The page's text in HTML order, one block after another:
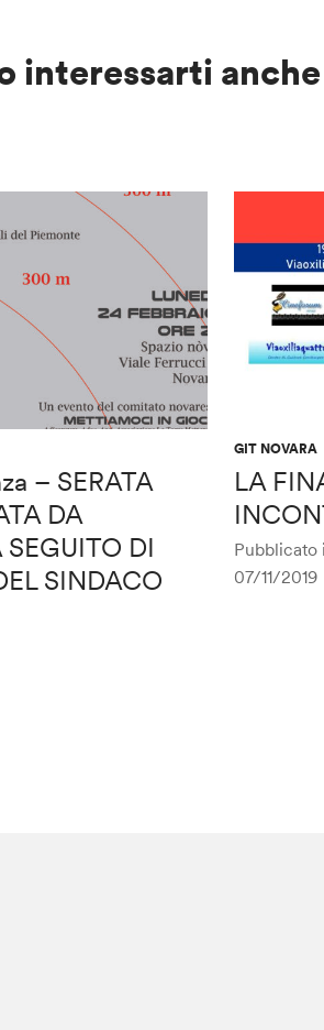
interessarti anche
– SERATA
DA
DI
SINDACO
GIT NOVARA
LA
Pubblicato
07/11/2019